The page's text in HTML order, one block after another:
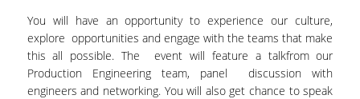
ΠΡΟΓΡΑΜΜΑ ΥΠΟΤΡΟΦΙΩΝ
ΚΡΙΤΗΡΙΑ ΚΑΙ ΔΙΑΔΙΚΑΣΙΑ ΕΠΙΛΟΓΗΣ
You will have an opportunity to experience our culture,
explore opportunities and engage with the teams that make
this all possible. The event will feature a talkfrom our
Production Engineering team, panel discussion with
engineers and networking. You will also get chance to speak